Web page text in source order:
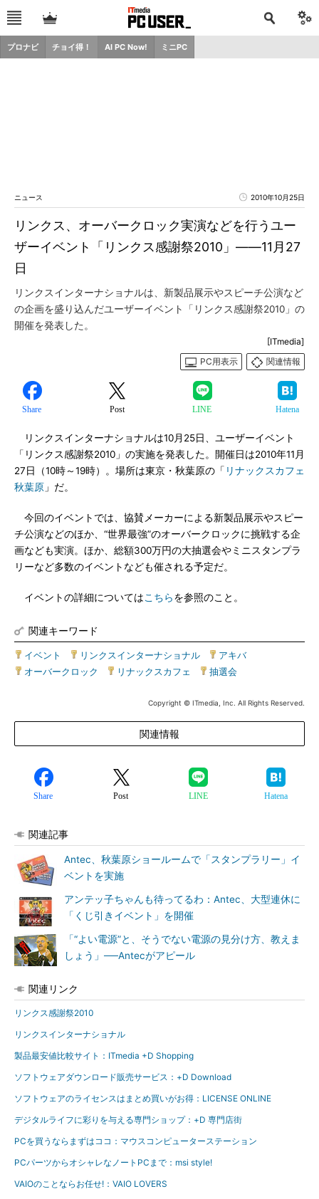
プロナビ チョイ得！ AI PC Now! ミニPC
ニュース 2010年10月25日
リンクス、オーバークロック実演などを行うユー
ザーイベント「リンクス感謝祭2010」――11月27
日
リンクスインターナショナルは、新製品展示やスピーチ公演など
の企画を盛り込んだユーザーイベント「リンクス感謝祭2010」の
開催を発表した。
[ITmedia]
PC用表示
関連情報
Share Post LINE Hatena
リンクスインターナショナルは10月25日、ユーザーイベント
「リンクス感謝祭2010」の実施を発表した。開催日は2010年11月
27日（10時～19時）。場所は東京・秋葉原の「 リナックスカフェ
秋葉原 」だ。
今回のイベントでは、協賛メーカーによる新製品展示やスピー
チ公演などのほか、“世界最強”のオーバークロックに挑戦する企
画なども実演。ほか、総額300万円の大抽選会やミニスタンプラ
リーなど多数のイベントなども催される予定だ。
イベントの詳細についてはこちらを参照のこと。
関連キーワード
イベント リンクスインターナショナル アキバ|
オーバークロック
リナックスカフェ 抽選会
Copyright © ITmedia, Inc. All Rights Reserved.
関連情報
Share Post LINE Hatena
関連記事
Antec、秋葉原ショールームで「スタンプラリー」イ
ベントを実施
アンテッ子ちゃんも待ってるわ：Antec、大型連休に
「くじ引きイベント」を開催
「“よい電源”と、そうでない電源の見分け方、教えま
しょう」──Antecがアピール
関連リンク
リンクス感謝祭2010
リンクスインターナショナル
製品最安値比較サイト：ITmedia +D Shopping
ソフトウェアダウンロード販売サービス：+D Download
ソフトウェアのライセンスはまとめ買いがお得：LICENSE ONLINE
デジタルライフに彩りを与える専門ショップ：+D 専門店街
PCを買うならまずはココ：マウスコンピューターステーション
PCパーツからオシャレなノートPCまで：msi style!
VAIOのことならお任せ!：VAIO LOVERS